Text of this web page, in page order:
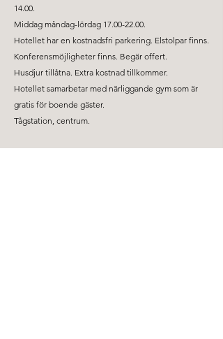
14.00.
Middag måndag-lördag 17.00-22.00.
Hotellet har en kostnadsfri parkering. Elstolpar finns.
Konferensmöjligheter finns. Begär offert.
Husdjur tillåtna. Extra kostnad tillkommer.
Hotellet samarbetar med närliggande gym som är
gratis för boende gäster.
Tågstation, centrum.